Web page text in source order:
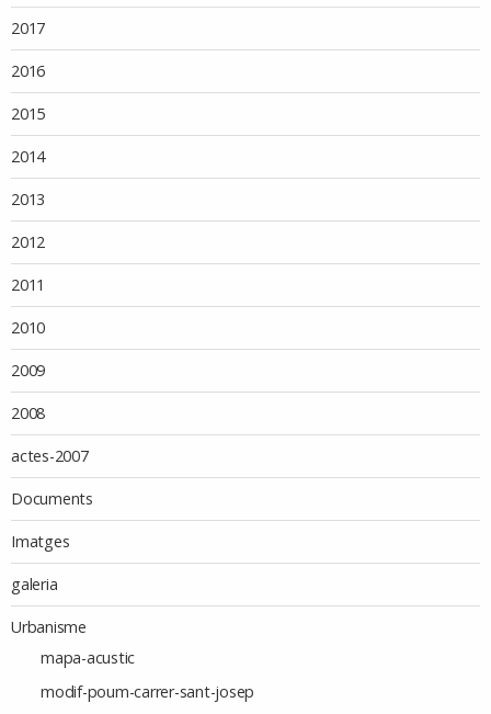
2017
2016
2015
2014
2013
2012
2011
2010
2009
2008
actes-2007
Documents
Imatges
galeria
Urbanisme
mapa-acustic
modif-poum-carrer-sant-josep